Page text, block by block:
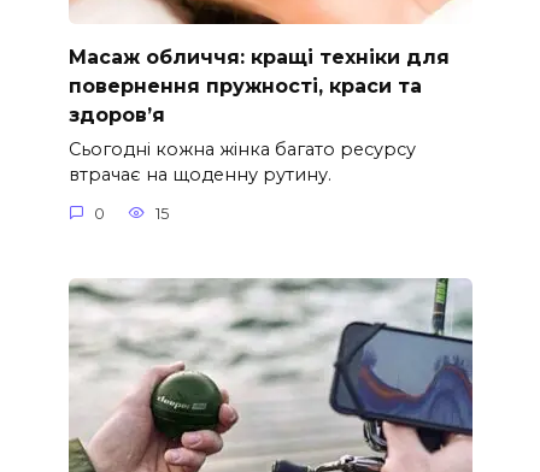
Масаж обличчя: кращі техніки для
повернення пружності, краси та
здоров’я
Сьогодні кожна жінка багато ресурсу
втрачає на щоденну рутину.
0 15